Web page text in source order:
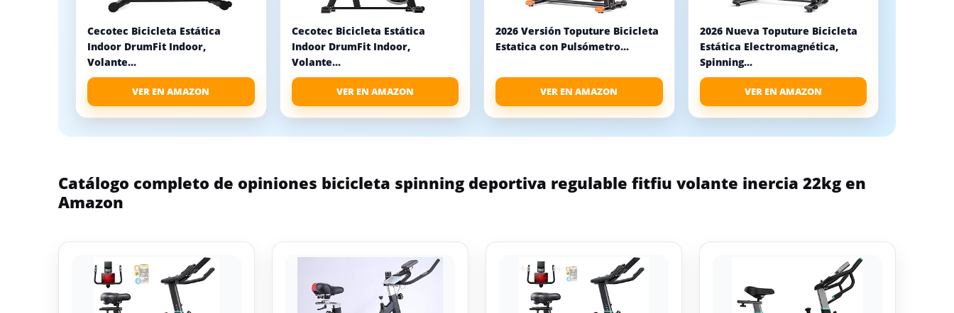
Cecotec Bicicleta Estática
Indoor DrumFit Indoor,
Volante...
VER EN AMAZON
Cecotec Bicicleta Estática
Indoor DrumFit Indoor,
Volante...
VER EN AMAZON
2026 Versión Toputure Bicicleta
Estatica con Pulsómetro...
VER EN AMAZON
2026 Nueva Toputure Bicicleta
Estática Electromagnética,
Spinning...
VER EN AMAZON
Catálogo completo de opiniones bicicleta spinning deportiva regulable fitfiu volante inercia 22kg en
Amazon